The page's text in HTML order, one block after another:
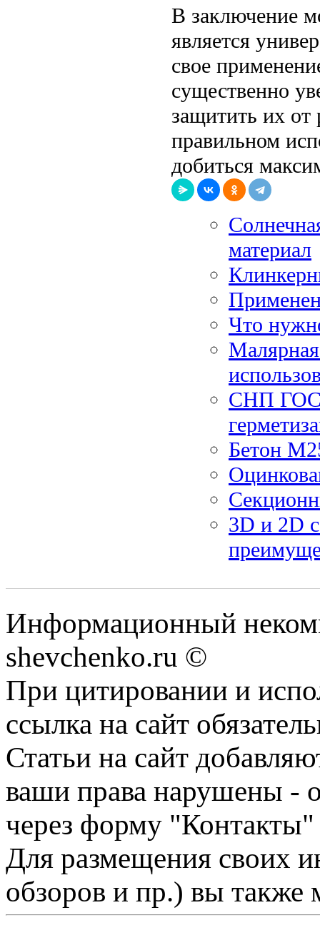
В заключение
является
свое
существенно
защитить их
правильном
добиться
материал
Что
СНП
Бетон
3D и 2D
Информационный
shevchenko.ru ©
При цитировании и
ссылка на сайт
Статьи на сайт
ваши права нарушены -
через форму "Контакты"
Для размещения своих
обзоров и пр.) вы также